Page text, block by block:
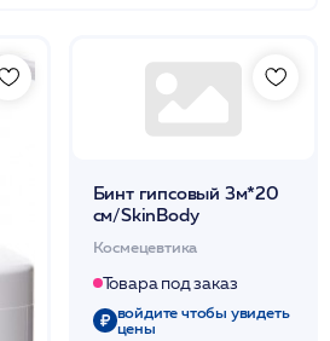
Бинт гипсовый 3м*20
см/SkinBody
Космецевтика
Товара под заказ
войдите чтобы увидеть
цены